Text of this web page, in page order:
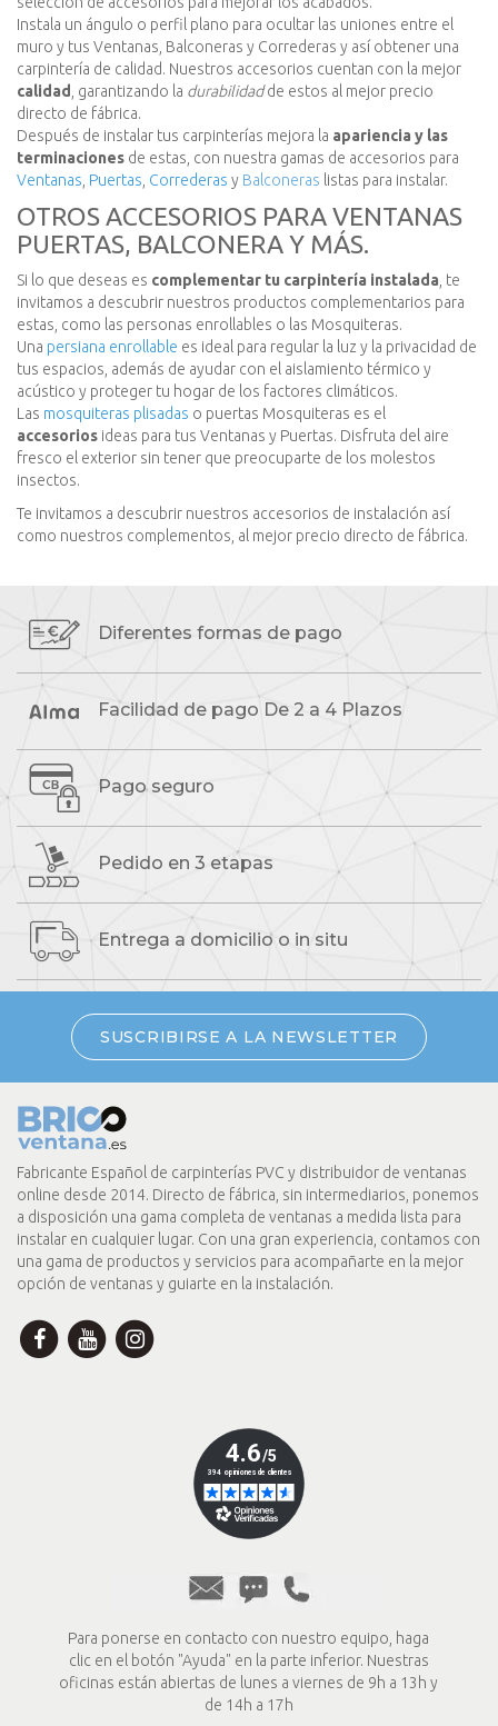
Instala un ángulo o perfil plano para ocultar las uniones entre el
muro y tus Ventanas, Balconeras y Correderas y así obtener una
carpintería de calidad. Nuestros accesorios cuentan con la mejor
calidad , garantizando la durabilidadde estos al mejor precio
directo de fábrica.
Después de instalar tus carpinterías mejora la apariencia y las
terminaciones de estas, con nuestra gamas de accesorios para
Ventanas Puertas Correderas y Balconeras listas para instalar.
OTROS ACCESORIOS PARA VENTANAS
PUERTAS, BALCONERA Y MÁS.
Si lo que deseas es complementar tu carpintería instalada , te
invitamos a descubrir nuestros productos complementarios para
estas, como las personas enrollables o las Mosquiteras.
Una persiana enrollable es ideal para regular la luz y la privacidad de
tus espacios, además de ayudar con el aislamiento térmico y
acústico y proteger tu hogar de los factores climáticos.
Las mosquiteras plisadas o puertas Mosquiteras es el
accesorios ideas para tus Ventanas y Puertas. Disfruta del aire
fresco el exterior sin tener que preocuparte de los molestos
insectos.
Te invitamos a descubrir nuestros accesorios de instalación así
como nuestros complementos, al mejor precio directo de fábrica.
Diferentes formas de pago
Facilidad de pago De 2 a 4 Plazos
Pago seguro
Pedido en 3 etapas
Entrega a domicilio o in situ
SUSCRIBIRSE A LA NEWSLETTER
Fabricante Español de carpinterías PVC y distribuidor de ventanas
online desde 2014. Directo de fábrica, sin intermediarios, ponemos
a disposición una gama completa de ventanas a medida lista para
instalar en cualquier lugar. Con una gran experiencia, contamos con
una gama de productos y servicios para acompañarte en la mejor
opción de ventanas y guiarte en la instalación.
Para ponerse en contacto con nuestro equipo, haga
clic en el botón "Ayuda" en la parte inferior. Nuestras
oficinas están abiertas de lunes a viernes de 9h a 13h y
de 14h a 17h